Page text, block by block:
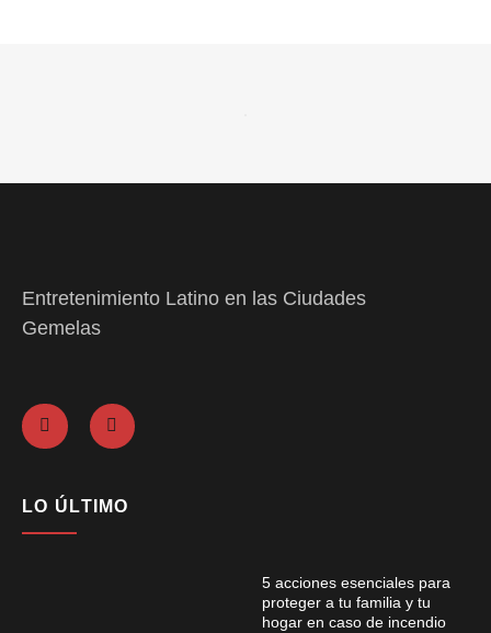
Entretenimiento Latino en las Ciudades
Gemelas
LO ÚLTIMO
5 acciones esenciales para
proteger a tu familia y tu
hogar en caso de incendio